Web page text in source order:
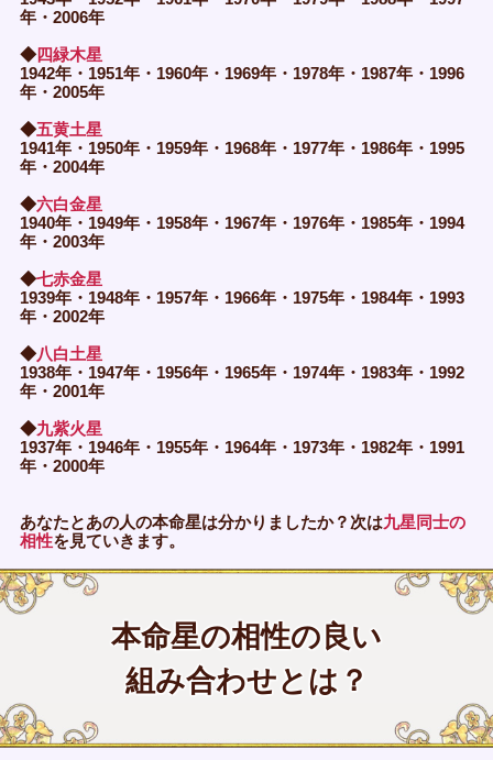
年・2006年
◆四緑木星
1942年・1951年・1960年・1969年・1978年・1987年・1996
年・2005年
◆五黄土星
1941年・1950年・1959年・1968年・1977年・1986年・1995
年・2004年
◆六白金星
1940年・1949年・1958年・1967年・1976年・1985年・1994
年・2003年
◆七赤金星
1939年・1948年・1957年・1966年・1975年・1984年・1993
年・2002年
◆八白土星
1938年・1947年・1956年・1965年・1974年・1983年・1992
年・2001年
◆九紫火星
1937年・1946年・1955年・1964年・1973年・1982年・1991
年・2000年
あなたとあの人の本命星は分かりましたか？次は九星同士の
相性を見ていきます。
本命星の相性の良い
組み合わせとは？